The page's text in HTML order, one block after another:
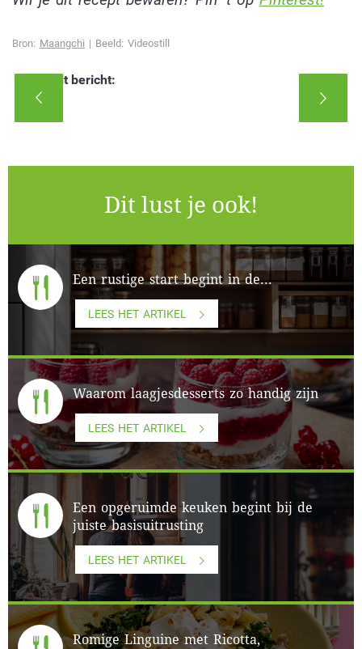
Bron: Maangchi | Beeld: Videostill
Deel dit bericht:
Dit lust je ook!
Een rustige start begint in de...
LEES HET ARTIKEL
Waarom laagjesdesserts zo handig zijn
LEES HET ARTIKEL
Een opgeruimde keuken begint bij de
juiste basisuitrusting
LEES HET ARTIKEL
Romige Linguine met Ricotta,